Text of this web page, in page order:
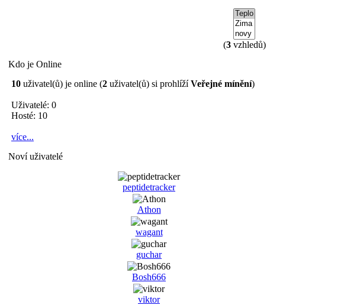
(3vzhledů)
Kdo je Online
10 uživatel(ů) je online (2 uživatel(ů) si prohlížíVeřejné mínění)
Uživatelé: 0
Hosté: 10
více...
Noví uživatelé
peptidetracker
Athon
wagant
guchar
Bosh666
viktor